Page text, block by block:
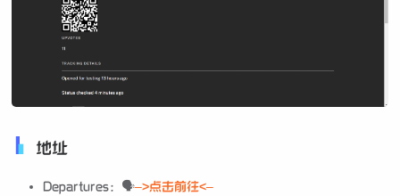
地址
Departures：🗣–>点击前往<–